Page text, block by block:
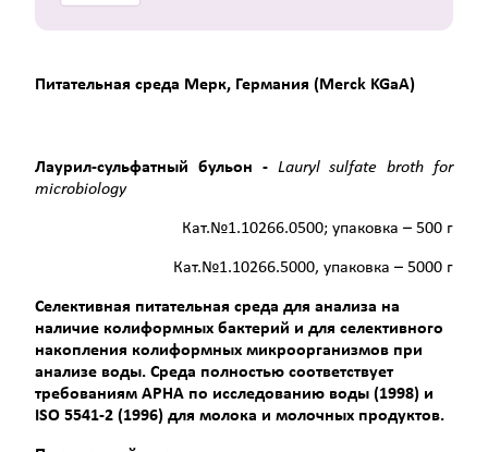
Питательная среда Мерк, Германия (Merck KGaA)
Лаурил-сульфатный бульон - Lauryl sulfate broth
for
microbiology
Кат.№1.10266.0500; упаковка – 500 г
Кат.№1.10266.5000, упаковка – 5000 г
Селективная питательная среда для анализа на
наличие колиформных бактерий и для селективного
накопления колиформных микроорганизмов при
анализе воды. Среда полностью соответствует
требованиям АРНА по исследованию воды (1998) и
ISO 5541-2 (1996) для молока и молочных продуктов.